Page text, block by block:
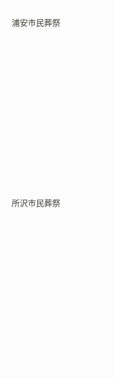
浦安市民葬祭
所沢市民葬祭